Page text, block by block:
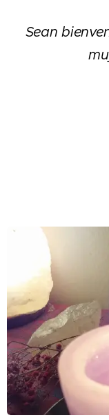
Sean